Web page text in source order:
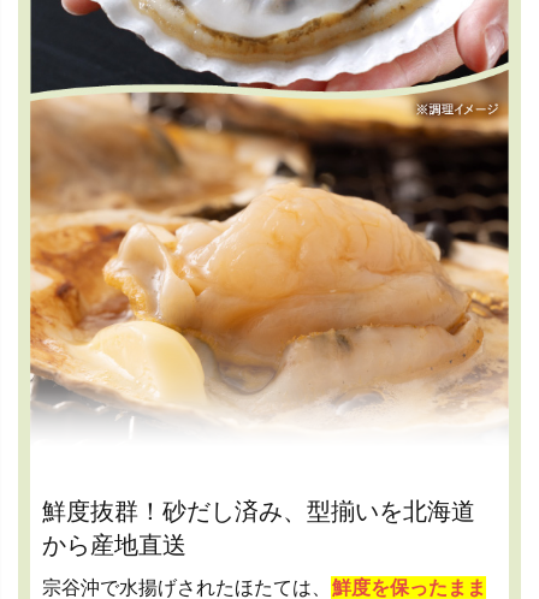
鮮度抜群！砂だし済み、型揃いを北海道
から産地直送
宗谷沖で水揚げされたほたては、 鮮度を保ったまま